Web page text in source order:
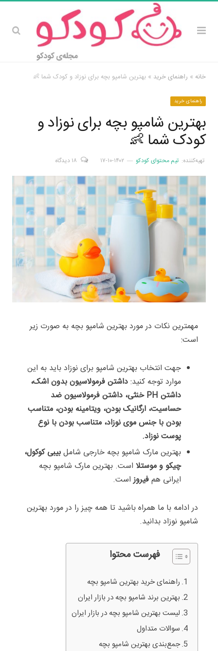
خانه » راهنمای خرید » بهترین شامپو بچه برای نوزاد و کودک شما 👶
راهنمای خرید
بهترین شامپو بچه برای نوزاد و
کودک شما 👶
تهیه‌کننده: تیم محتوای کودکو ۱۴۰۲-۱۰-۱۷ ۱۸ دیدگاه
مهمترین نکات در مورد بهترین شامپو بچه به صورت زیر
است:
جهت انتخاب بهترین شامپو برای نوزاد باید به این
موارد توجه کنید:داشتن فرمولاسیون بدون اشک،
داشتن PH خنثی، داشتن فرمولاسیون ضد
حساسیت، ارگانیک بودن، ویتامینه بودن، متناسب
بودن با جنس موی نوزاد، متناسب بودن با نوع
پوست نوزاد.
بهترین مارک شامپو بچه خارجی شاملبیبی کوکول،
چیکو و موستلااست. بهترین مارک شامپو بچه
ایرانی همفیروزاست.
در ادامه با ما همراه باشید تا همه چیز را در مورد بهترین
شامپو نوزاد بدانید.
فهرست محتوا
راهنمای خرید بهترین شامپو بچه
بهترین برند شامپو بچه در بازار ایران
لیست بهترین شامپو بچه در بازار ایران
سوالات متداول
جمع‌بندی بهترین شامپو بچه